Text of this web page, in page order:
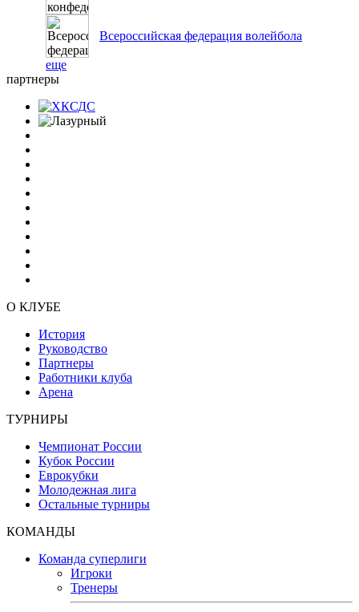
Всероссийская федерация волейбола
еще
партнеры
О КЛУБЕ
История
Руководство
Партнеры
Работники клуба
Арена
ТУРНИРЫ
Чемпионат России
Кубок России
Еврокубки
Молодежная лига
Остальные турниры
КОМАНДЫ
Команда суперлиги
Игроки
Тренеры